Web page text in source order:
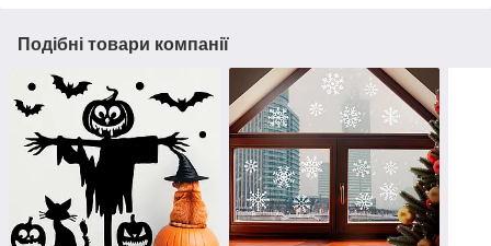
Подібні товари компанії